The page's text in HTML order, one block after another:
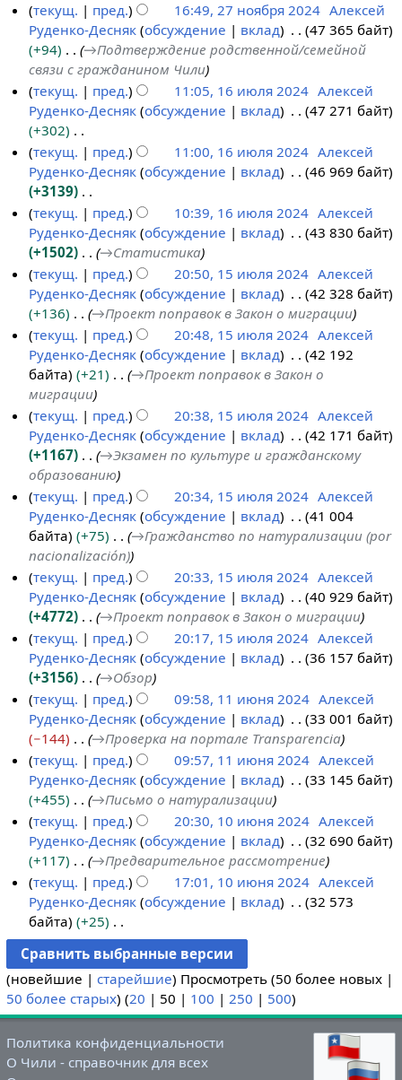
н
я
2
о
р
0
текущ. пред. 16:49, 27 ноября 2024 Алексей
Руденко-Десняк обсуждение вклад
47 365 байт
+94
→Подтверждение родственной/семейной
связи с гражданином Чили
и
я
2
текущ. пред. 11:05, 16 июля 2024 Алексей
Руденко-Десняк обсуждение вклад
47 271 байт
+302
Н
е
т
о
п
и
с
а
н
и
я
п
в
к
и
текущ. пред. 11:00, 16 июля 2024 Алексей
Руденко-Десняк обсуждение вклад
46 969 байт
+3139
Н
е
т
о
п
и
с
а
н
и
я
п
р
а
к
и
текущ. пред. 10:39, 16 июля 2024 Алексей
Руденко-Десняк обсуждение вклад
43 830 байт
+1502
→Статистика
и
2
текущ. пред. 20:50, 15 июля 2024 Алексей
Руденко-Десняк обсуждение вклад
42 328 байт
+136
→Проект поправок в Закон о миграции
текущ.
пред. 20:48, 15 июля 2024 Алексей
Руденко-Десняк обсуждение вклад
42 192
байта
+21 →Проект поправок в Закон о
миграции
текущ.
пред. 20:38, 15 июля 2024 Алексей
Руденко-Десняк обсуждение вклад
42 171 байт
+1167
→Экзамен по культуре и гражданскому
образованию
текущ.
пред. 20:34, 15 июля 2024 Алексей
Руденко-Десняк обсуждение вклад
41 004
байта
+75 →Гражданство по натурализации (por
nacionalización)
текущ.
пред. 20:33, 15 июля 2024 Алексей
Руденко-Десняк обсуждение вклад
40 929 байт
+4772
→Проект поправок в Закон о миграции
текущ.
пред. 20:17, 15 июля 2024 Алексей
Руденко-Десняк обсуждение вклад
36 157 байт
+3156
→Обзор
и
я
2
текущ. пред. 09:58, 11 июня 2024 Алексей
Руденко-Десняк обсуждение вклад
33 001 байт
−144
→Проверка на портале Transparencia
текущ.
пред. 09:57, 11 июня 2024 Алексей
Руденко-Десняк обсуждение вклад
33 145 байт
+455
→Письмо о натурализации
и
я
2
0
2
текущ. пред. 20:30, 10 июня 2024 Алексей
Руденко-Десняк обсуждение вклад
32 690 байт
+117
→Предварительное рассмотрение
текущ.
пред. 17:01, 10 июня 2024 Алексей
Руденко-Десняк обсуждение вклад
32 573
байта
+25
Н
е
т
о
п
и
с
(новейшие | старейшие) Просмотреть (50 более новых|
50 более старых) (20 | 50 | 100 | 250 | 500)
Политика конфиденциальности
О Чили - справочник для всех